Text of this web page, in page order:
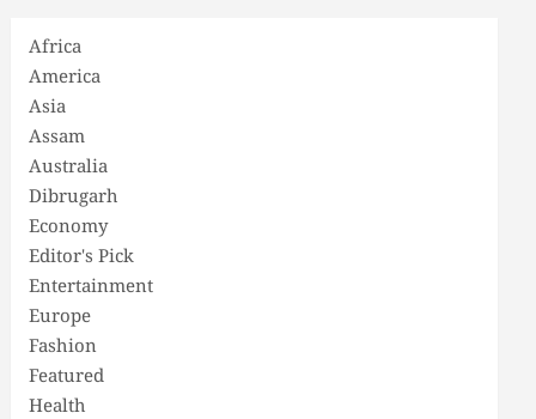
Africa
America
Asia
Assam
Australia
Dibrugarh
Economy
Editor's Pick
Entertainment
Europe
Fashion
Featured
Health